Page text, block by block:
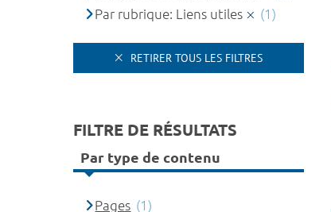
Par rubrique: Liens utiles
(1)
RETIRER TOUS LES FILTRES
FILTRE DE RÉSULTATS
Par type de contenu
Pages (1)